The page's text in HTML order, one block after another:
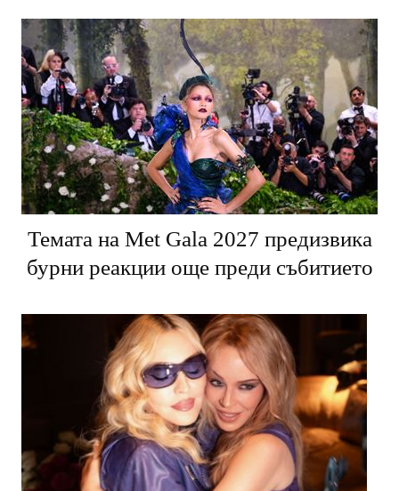
Темата на Met Gala 2027 предизвика
бурни реакции още преди събитието